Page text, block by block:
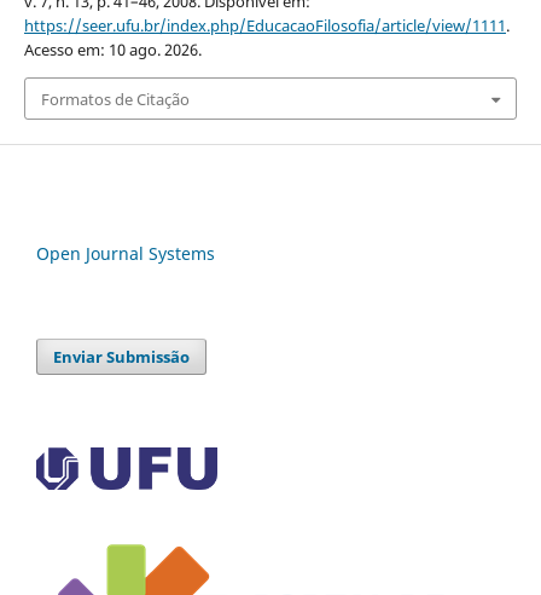
https://seer.ufu.br/index.php/EducacaoFilosofia/article/view/1111.
Acesso em: 10 ago. 2026.
Formatos de Citação
Open Journal Systems
Enviar Submissão